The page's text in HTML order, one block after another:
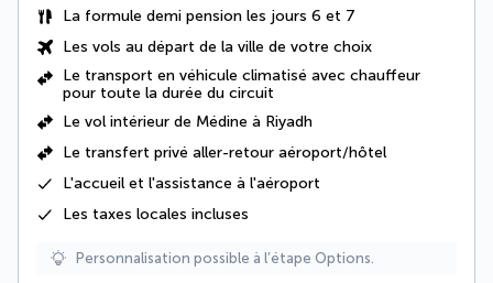
La formule demi pension les jours 6 et 7
Les vols au départ de la ville de votre choix
Le transport en véhicule climatisé avec chauffeur
pour toute la durée du circuit
Le vol intérieur de Médine à Riyadh
Le transfert privé aller-retour aéroport/hôtel
L'accueil et l'assistance à l'aéroport
Les taxes locales incluses
Personnalisation possible à l’étape Options.